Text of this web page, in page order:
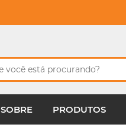
SOBRE PRODUTOS